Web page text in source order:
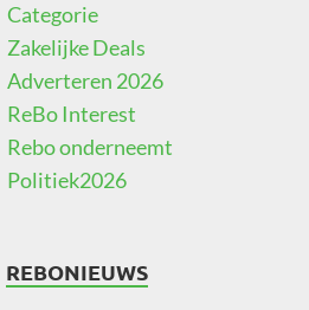
Categorie
Zakelijke Deals
Adverteren 2026
ReBo Interest
Rebo onderneemt
Politiek2026
REBONIEUWS